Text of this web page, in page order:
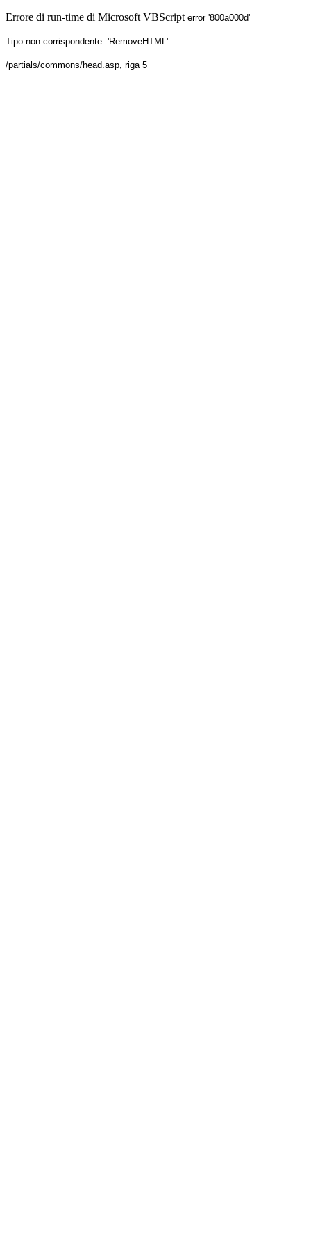
Errore di run-time di Microsoft VBScript error '800a000d'
Tipo non corrispondente: 'RemoveHTML'
/partials/commons/head.asp, riga 5